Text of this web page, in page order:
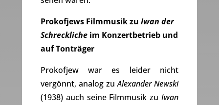
Prokofjews Filmmusik zu Iwan der
Schrecklicheim Konzertbetrieb und
auf Tonträger
Prokofjew war es leider nicht
vergönnt, analog zuAlexander Newski
(1938) auch seine Filmmusik zuIwan